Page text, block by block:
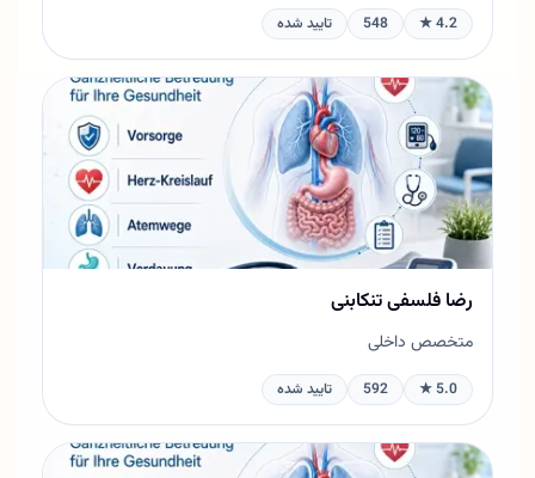
4.2 ★
548 تایید شده
رضا فلسفی تنکابنی
متخصص داخلی
5.0 ★
592 تایید شده